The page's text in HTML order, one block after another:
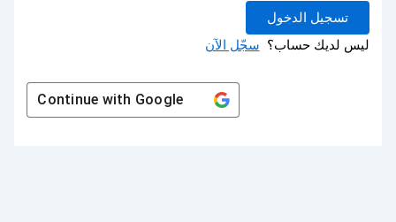
تسجيل الدخول
ليس لديك حساب؟ سجّل الآن
Continue withGoogle